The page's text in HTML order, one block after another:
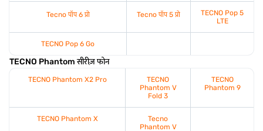
Tecno पॉप 6 प्रो Tecno पॉप 5 प्रो
TECNO Pop 5
LTE
TECNO Pop 6 Go
TECNO Phantom सीरीज़ फोन
TECNO Phantom X2 Pro
TECNO
Phantom V
Fold 3
TECNO
Phantom 9
TECNO Phantom X
Tecno
Phantom V